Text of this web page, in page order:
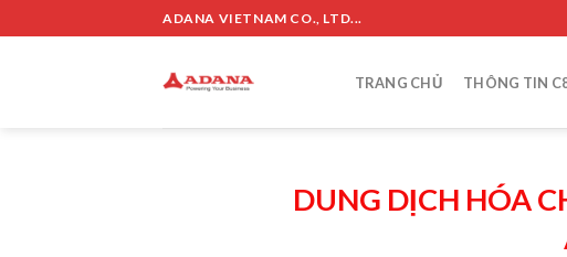
to
ADANA VIETNAM CO., LTD...
TRANG CHỦ THÔNG TIN
DUNG DỊCH HÓA